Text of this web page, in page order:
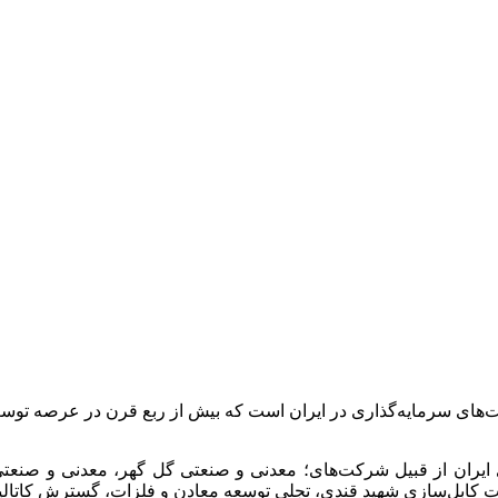
سرمایه‌گذاری در ایران است که بیش از ربع قرن در
از قبیل شرکت‌های؛ معدنی و صنعتی گل گهر، معدنی و
کابل‌سازی شهید قندی، تجلی توسعه معادن و فلزات، گسترش